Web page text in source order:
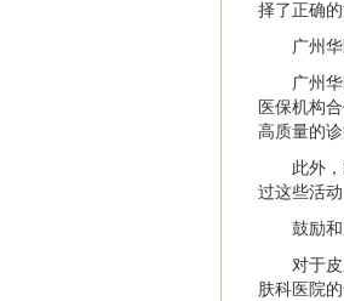
择了正确
广州
广州
医保机构
高质量的诊
此外
过这些活
鼓励
对于
肤科医院